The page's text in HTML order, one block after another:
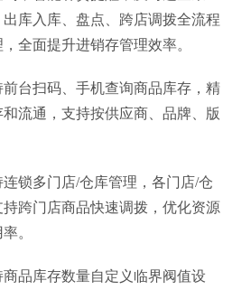
库入库、盘点、跨店调拨全流程
全面提升进销存管理效率。
前台扫码、手机查询商品库存，精
流通，支持按供应商、品牌、版
锁多门店/仓库管理，各门店/仓
跨门店商品快速调拨，优化资源
。
品库存数量自定义临界阀值设